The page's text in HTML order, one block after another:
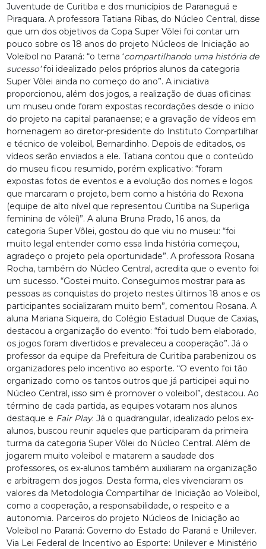
Juventude de Curitiba e dos municípios de Paranaguá e
Piraquara. A professora Tatiana Ribas, do Núcleo Central, disse
que um dos objetivos da Copa Super Vôlei foi contar um
pouco sobre os 18 anos do projeto Núcleos de Iniciação ao
Voleibol no Paraná: “o tema ‘compartilhando uma história de
sucesso’foi idealizado pelos próprios alunos da categoria
Super Vôlei ainda no começo do ano”. A iniciativa
proporcionou, além dos jogos, a realização de duas oficinas:
um museu onde foram expostas recordações desde o início
do projeto na capital paranaense; e a gravação de vídeos em
homenagem ao diretor-presidente do Instituto Compartilhar
e técnico de voleibol, Bernardinho. Depois de editados, os
vídeos serão enviados a ele. Tatiana contou que o conteúdo
do museu ficou resumido, porém explicativo: “foram
expostas fotos de eventos e a evolução dos nomes e logos
que marcaram o projeto, bem como a história do Rexona
(equipe de alto nível que representou Curitiba na Superliga
feminina de vôlei)”. A aluna Bruna Prado, 16 anos, da
categoria Super Vôlei, gostou do que viu no museu: “foi
muito legal entender como essa linda história começou,
agradeço o projeto pela oportunidade”. A professora Rosana
Rocha, também do Núcleo Central, acredita que o evento foi
um sucesso. “Gostei muito. Conseguimos mostrar para as
pessoas as conquistas do projeto nestes últimos 18 anos e os
participantes socializaram muito bem”, comentou Rosana. A
aluna Mariana Siqueira, do Colégio Estadual Duque de Caxias,
destacou a organização do evento: “foi tudo bem elaborado,
os jogos foram divertidos e prevaleceu a cooperação”. Já o
professor da equipe da Prefeitura de Curitiba parabenizou os
organizadores pelo incentivo ao esporte. “O evento foi tão
organizado como os tantos outros que já participei aqui no
Núcleo Central, isso sim é promover o voleibol”, destacou. Ao
término de cada partida, as equipes votaram nos alunos
destaque e Fair Play. Já o quadrangular, idealizado pelos ex-
alunos, buscou reunir aqueles que participaram da primeira
turma da categoria Super Vôlei do Núcleo Central. Além de
jogarem muito voleibol e matarem a saudade dos
professores, os ex-alunos também auxiliaram na organização
e arbitragem dos jogos. Desta forma, eles vivenciaram os
valores da Metodologia Compartilhar de Iniciação ao Voleibol,
como a cooperação, a responsabilidade, o respeito e a
autonomia. Parceiros do projeto Núcleos de Iniciação ao
Voleibol no Paraná: Governo do Estado do Paraná e Unilever.
Via Lei Federal de Incentivo ao Esporte: Unilever e Ministério